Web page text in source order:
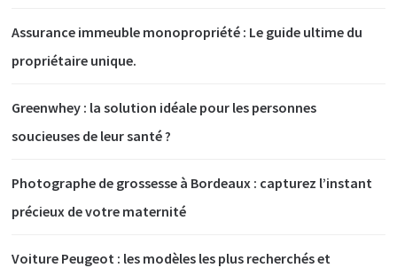
Assurance immeuble monopropriété : Le guide ultime du
propriétaire unique.
Greenwhey : la solution idéale pour les personnes
soucieuses de leur santé ?
Photographe de grossesse à Bordeaux : capturez l’instant
précieux de votre maternité
Voiture Peugeot : les modèles les plus recherchés et